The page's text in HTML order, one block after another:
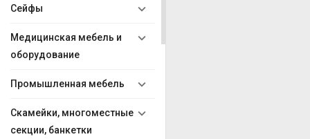
Сейфы
Медицинская мебель и
оборудование
Промышленная мебель
Скамейки, многоместные
секции, банкетки